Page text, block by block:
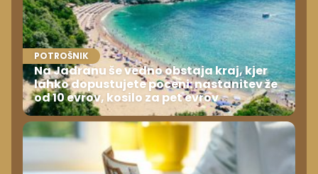
POTROŠNIK
Na Jadranu še vedno obstaja kraj, kjer
lahko dopustujete poceni: nastanitev že
od 10 evrov, kosilo za pet evrov